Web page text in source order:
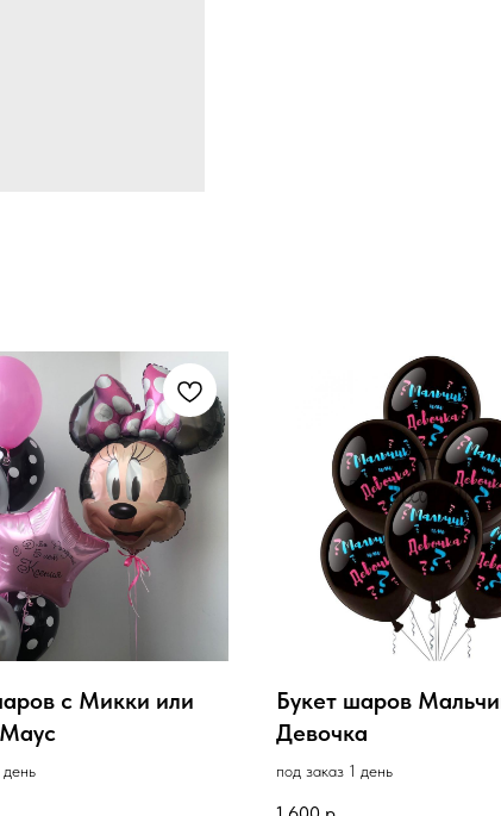
с Микки или
день
Букет шаров
Девочка
под заказ 1 день